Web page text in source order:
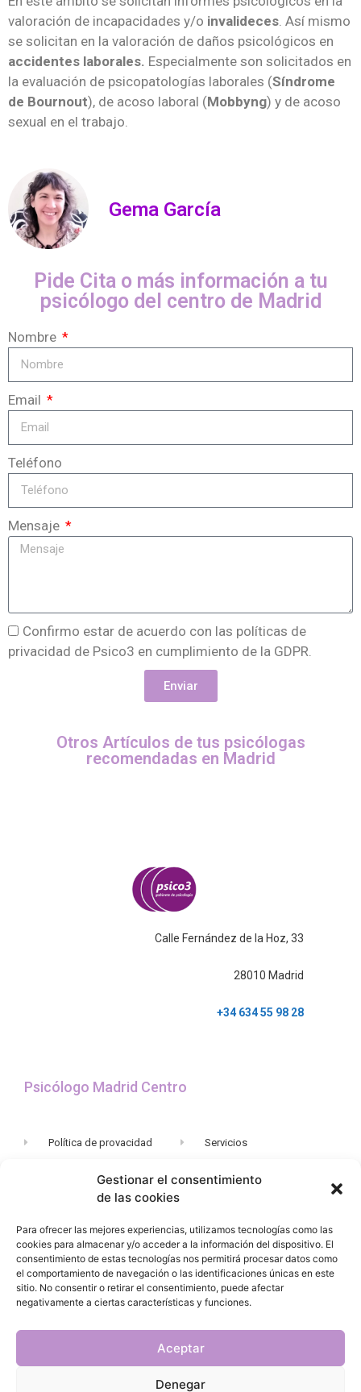
Gestionar el consentimiento
de las cookies
Para ofrecer las mejores experiencias, utilizamos tecnologías como las
cookies para almacenar y/o acceder a la información del dispositivo. El
consentimiento de estas tecnologías nos permitirá procesar datos como
el comportamiento de navegación o las identificaciones únicas en este
sitio. No consentir o retirar el consentimiento, puede afectar
negativamente a ciertas características y funciones.
Aceptar
Denegar
valoración de incapacidades y/o invalideces . Así mismo
se solicitan en la valoración de daños psicológicos en
accidentes laborales. Especialmente son solicitados en
la evaluación de psicopatologías laborales (Síndrome
de Bournout), de acoso laboral (Mobbyng) y de acoso
sexual en el trabajo.
Gema García
Pide Cita o más información a tu
psicólogo del centro de Madrid
Nombre
Email
Teléfono
Mensaje
Confirmo estar de acuerdo con las políticas de
privacidad de Psico3 en cumplimiento de la GDPR.
Enviar
Otros Artículos de tus psicólogas
recomendadas en Madrid
Calle Fernández de la Hoz, 33
28010 Madrid
+34 634 55 98 28
Psicólogo Madrid Centro
Política de provacidad
Quienes somos
Servicios
Suscripción